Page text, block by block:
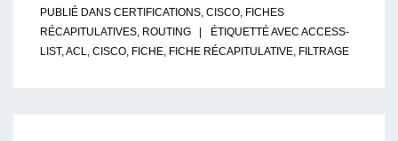
PUBLIÉ DANS CERTIFICATIONS, CISCO, FICHES
RÉCAPITULATIVES, ROUTING ÉTIQUETTÉ AVEC ACCESS-
LIST,ACL, CISCO, FICHE, FICHE RÉCAPITULATIVE, FILTRAGE